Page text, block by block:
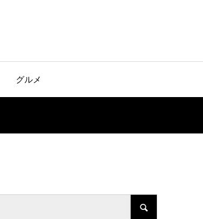
グルメ